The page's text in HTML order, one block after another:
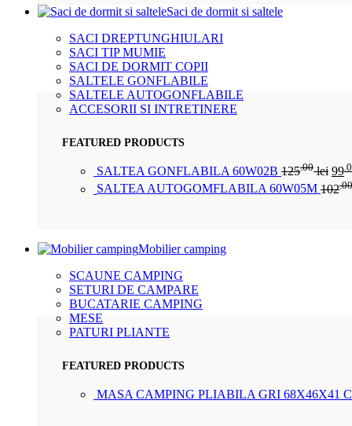
Saci de dormit si saltele
SACI DREPTUNGHIULARI
SACI TIP MUMIE
SACI DE DORMIT COPII
SALTELE GONFLABILE
SALTELE AUTOGONFLABILE
ACCESORII SI INTRETINERE
FEATURED PRODUCTS
SALTEA GONFLABILA 60W02B 125.00 lei 99
SALTEA AUTOGOMFLABILA 60W05M 102.00
Mobilier camping
SCAUNE CAMPING
SETURI DE CAMPARE
BUCATARIE CAMPING
MESE
PATURI PLIANTE
FEATURED PRODUCTS
MASA CAMPING PLIABILA GRI 68X46X41